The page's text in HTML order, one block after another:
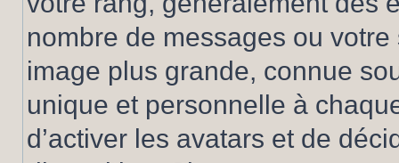
nombre de messages ou
image plus grande, connue
unique et personnelle à
d’activer les avatars et de